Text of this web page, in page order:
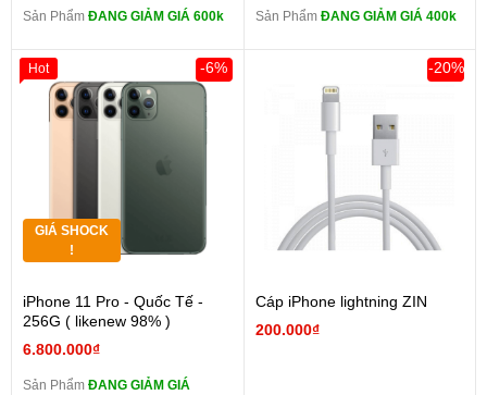
Sản Phẩm ĐANG GIẢM GIÁ 600k Sản Phẩm ĐANG GIẢM GIÁ 400k
GIÁ SHOCK
!
iPhone 11 Pro - Quốc Tế -
256G ( likenew 98% )
6.800.000₫
-6%
Sản Phẩm ĐANG GIẢM GIÁ
Hot
Cáp iPhone lightning ZIN
200.000₫
-20%